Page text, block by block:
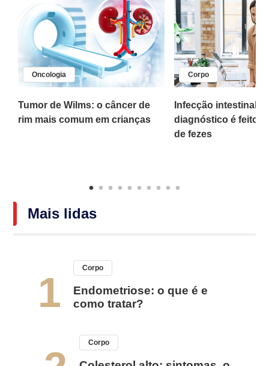
Oncologia
Tumor de Wilms: o câncer de
rim mais comum em crianças
Corpo
Infecção intestinal
diagnóstico é feito
de fezes
Mais lidas
1
Corpo
Endometriose: o que é e
como tratar?
Corpo